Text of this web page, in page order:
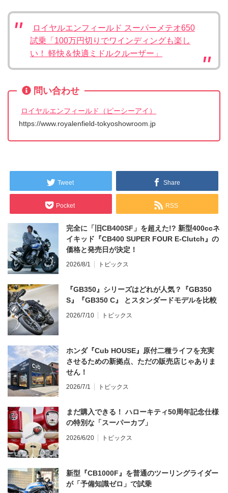
ロイヤルエンフィールド スーパーメテオ650
試乗「100万円切りでワインディングも楽し
い！ 軽快＆快適ミドルクルーザー」
問い合わせ
ロイヤルエンフィールド（ピーシーアイ）
https://www.royalenfield-tokyoshowroom.jp
Tweet Share
Pocket RSS
完全に「旧CB400SF」を超えた!? 新型400ccネ
イキッド『CB400 SUPER FOUR E-Clutch』の
価格と発売日が決定！
2026/8/1 トピックス
『GB350』シリーズはどれが人気？『GB350
S』『GB350 C』 とスタンダードモデルを比較
2026/7/10 トピックス
ホンダ『Cub HOUSE』原付二種ライフを充実
させるための新拠点、ただの販売店じゃありま
せん！
2026/7/1 トピックス
まだ購入できる！ ハローキティ50周年記念仕様
の特別な「スーパーカブ」
2026/6/20 トピックス
新型『CB1000F』を普通のツーリングライダー
が「予備知識ゼロ」で試乗